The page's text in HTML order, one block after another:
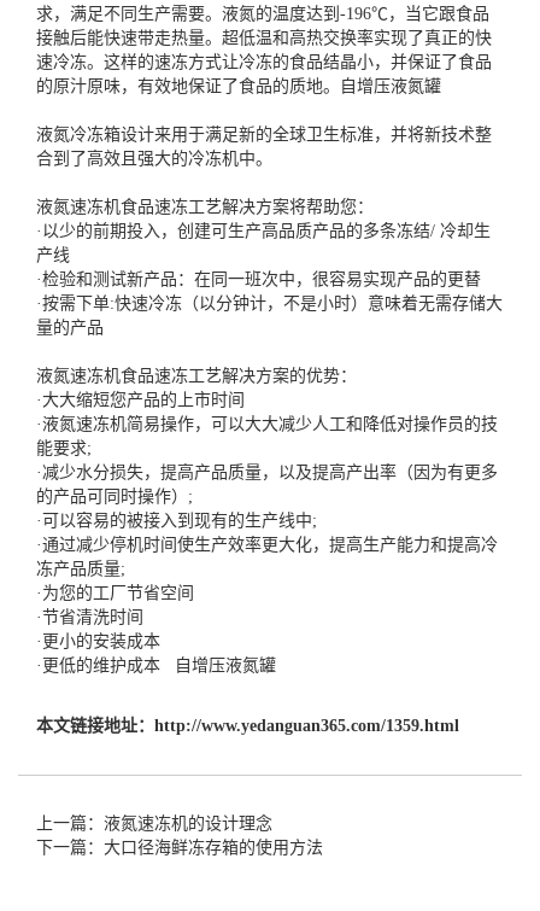
求，满足不同生产需要。液氮的温度达到-196℃，当它跟食品
接触后能快速带走热量。超低温和高热交换率实现了真正的快
速冷冻。这样的速冻方式让冷冻的食品结晶小，并保证了食品
的原汁原味，有效地保证了食品的质地。
自增压液氮罐
液氮冷冻箱设计来用于满足新的全球卫生标准，并将新技术整
合到了高效且强大的冷冻机中。
液氮速冻机食品速冻工艺解决方案将帮助您：
·以少的前期投入，创建可生产高品质产品的多条冻结/ 冷却生
产线
·检验和测试新产品：在同一班次中，很容易实现产品的更替
·按需下单:快速冷冻（以分钟计，不是小时）意味着无需存储大
量的产品
液氮速冻机食品速冻工艺解决方案的优势：
·大大缩短您产品的上市时间
·液氮速冻机简易操作，可以大大减少人工和降低对操作员的技
能要求;
·减少水分损失，提高产品质量，以及提高产出率（因为有更多
的产品可同时操作）;
·可以容易的被接入到现有的生产线中;
·通过减少停机时间使生产效率更大化，提高生产能力和提高冷
冻产品质量;
·为您的工厂节省空间
·节省清洗时间
·更小的安装成本
·更低的维护成本
自增压液氮罐
本文链接地址： http://www.yedanguan365.com/1359.html
上一篇：液氮速冻机的设计理念
下一篇：大口径海鲜冻存箱的使用方法